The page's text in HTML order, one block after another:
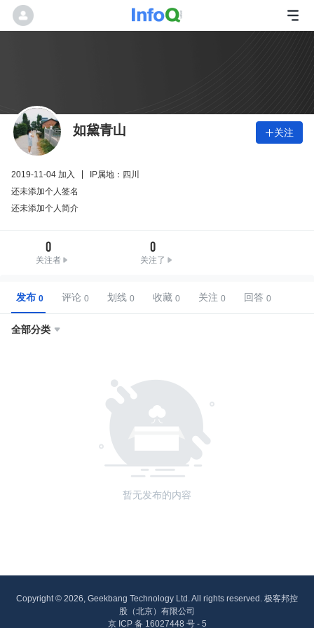
如黛青山 关注
2019-11-04 加入
IP属地：四川
还未添加个人签名
还未添加个人简介
0
关注者
0
关注了
发布 评论 划线 收藏 关注 回答
全部分类 
暂无发布的内容
Copyright © 2026, Geekbang Technology Ltd. All rights reserved. 极客邦控
股（北京）有限公司
京 ICP 备 16027448 号 - 5